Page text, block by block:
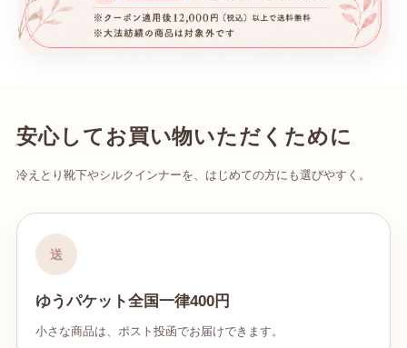
安心してお買い物いただくために
冷えとり靴下やシルクインナーを、はじめての方にも選びやすく。
送
ゆうパケット全国一律400円
小さな商品は、ポスト投函でお届けできます。